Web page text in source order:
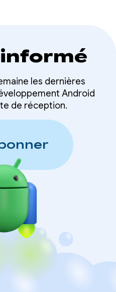
les dernières
Android
de réception.